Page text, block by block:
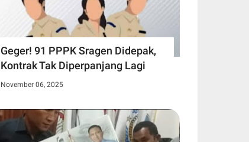
Geger! 91 PPPK Sragen Didepak,
Kontrak Tak Diperpanjang Lagi
November 06, 2025